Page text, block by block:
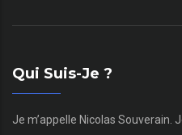
Qui Suis-Je ?
Je m’appelle Nicolas